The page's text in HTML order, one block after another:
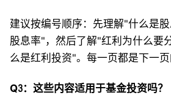
建议按编号顺序：先理解"什么是
股息率"，然后了解"红利为什么要
么是红利投资"。每一页都是下一页
Q3：这些内容适用于基金投资吗？